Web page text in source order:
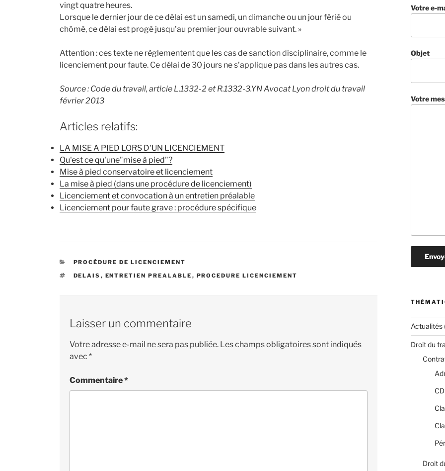
vingt quatre heures.
Lorsque le dernier jour de ce délai est un samedi, un dimanche ou un jour férié ou
chômé, ce délai est progé jusqu’au premier jour ouvrable suivant. »
Attention : ces texte ne règlementent que les cas de sanction disciplinaire, comme le
licenciement pour faute. Ce délai de 30 jours ne s’applique pas dans les autres cas.
Source : Code du travail, article L.1332-2 et R.1332-3.YN Avocat Lyon droit du travail
février 2013
Articles relatifs:
LA MISE A PIED LORS D'UN LICENCIEMENT
Qu'est ce qu'une"mise à pied"?
Mise à pied conservatoire et licenciement
La mise à pied (dans une procédure de licenciement)
Licenciement et convocation à un entretien préalable
Licenciement pour faute grave : procédure spécifique
CATÉGORIES
PROCÉDURE DE LICENCIEMENT
ÉTIQUETTES
DELAIS , ENTRETIEN PREALABLE , PROCEDURE LICENCIEMENT
Laisser un commentaire
Votre adresse e-mail ne sera pas publiée. Les champs obligatoires sont indiqués
avec *
Commentaire*
Votre e-
Objet
Votre
Actualités
Droit du
Droit